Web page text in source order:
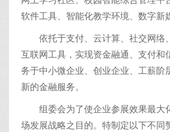
软件工具、智能化教学环境、数字新
依托于支付、云计算、社交网络
互联网工具，实现资金融通、支付和
务于中小微企业、创业企业、工薪阶
新的金融服务。
组委会为了使企业参展效果最大
场发展战略之目的。特制定以下不同